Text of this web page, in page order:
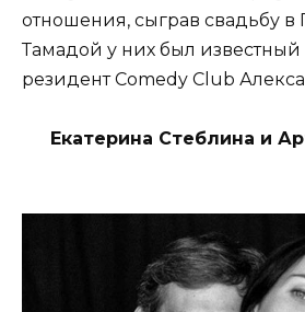
отношения, сыграв свадьбу в
Тамадой у них был
резидент Comedy Club
Екатерина Стеблина и